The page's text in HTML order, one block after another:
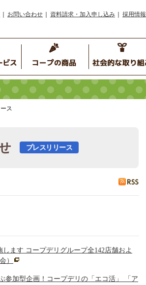
お問い合わせ 資料請求・加入申し込み 採用情報
ス
プレスリリース
ます コープデリグループ全142店舗およ
）
参加型企画！コープデリの「エコ活」 「ア